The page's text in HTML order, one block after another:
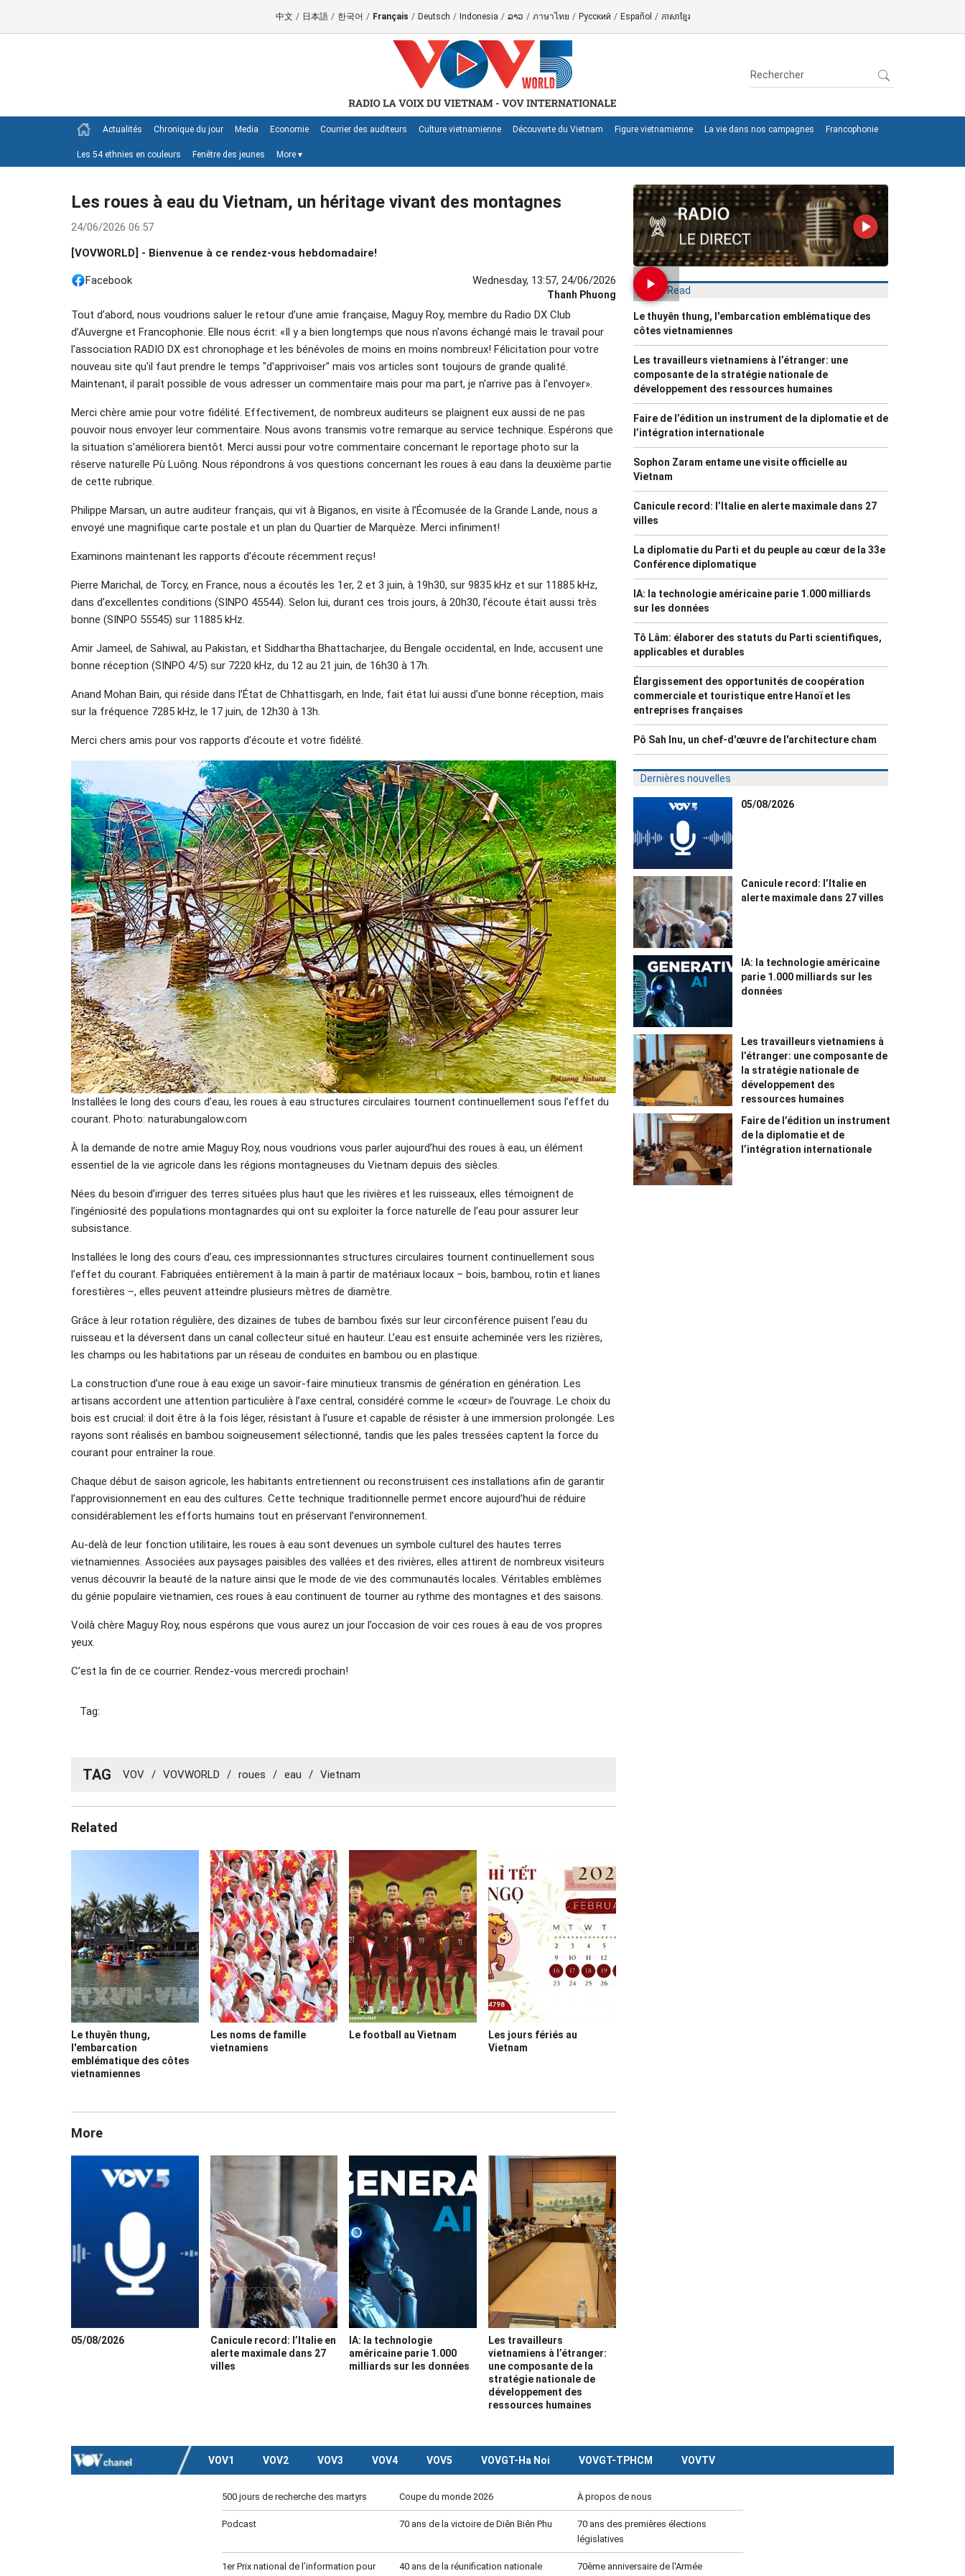
中文 / 日本語 / 한국어 / Français / Deutsch / Indonesia / ລາວ / ภาษาไทย / Русский / Español / ភាសាខ្មែរ
Actualités Chronique du jour Media Economie Courrier des auditeurs Culture vietnamienne Découverte du Vietnam Figure vietnamienne La vie dans nos campagnes Francophonie
Les 54 ethnies en couleurs Fenêtre des jeunes More ▾
Les roues à eau du Vietnam, un héritage vivant des montagnes
24/06/2026 06:57
[VOVWORLD] - Bienvenue à ce rendez-vous hebdomadaire!
Facebook Wednesday, 13:57, 24/06/2026
Thanh Phuong
Tout d’abord, nous voudrions saluer le retour d’une amie française, Maguy Roy, membre du Radio DX Club
d’Auvergne et Francophonie. Elle nous écrit: «Il y a bien longtemps que nous n'avons échangé mais le travail pour
l'association RADIO DX est chronophage et les bénévoles de moins en moins nombreux! Félicitation pour votre
nouveau site qu'il faut prendre le temps "d'apprivoiser" mais vos articles sont toujours de grande qualité.
Maintenant, il paraît possible de vous adresser un commentaire mais pour ma part, je n'arrive pas à l'envoyer».
Merci chère amie pour votre fidélité. Effectivement, de nombreux auditeurs se plaignent eux aussi de ne pas
pouvoir nous envoyer leur commentaire. Nous avons transmis votre remarque au service technique. Espérons que
la situation s’améliorera bientôt. Merci aussi pour votre commentaire concernant le reportage photo sur la
réserve naturelle Pù Luông. Nous répondrons à vos questions concernant les roues à eau dans la deuxième partie
de cette rubrique.
Philippe Marsan, un autre auditeur français, qui vit à Biganos, en visite à l’Écomusée de la Grande Lande, nous a
envoyé une magnifique carte postale et un plan du Quartier de Marquèze. Merci infiniment!
Examinons maintenant les rapports d’écoute récemment reçus!
Pierre Marichal, de Torcy, en France, nous a écoutés les 1er, 2 et 3 juin, à 19h30, sur 9835 kHz et sur 11885 kHz,
dans d’excellentes conditions (SINPO 45544). Selon lui, durant ces trois jours, à 20h30, l’écoute était aussi très
bonne (SINPO 55545) sur 11885 kHz.
Amir Jameel, de Sahiwal, au Pakistan, et Siddhartha Bhattacharjee, du Bengale occidental, en Inde, accusent une
bonne réception (SINPO 4/5) sur 7220 kHz, du 12 au 21 juin, de 16h30 à 17h.
Anand Mohan Bain, qui réside dans l’État de Chhattisgarh, en Inde, fait état lui aussi d’une bonne réception, mais
sur la fréquence 7285 kHz, le 17 juin, de 12h30 à 13h.
Merci chers amis pour vos rapports d’écoute et votre fidélité.
Installées le long des cours d’eau, les roues à eau structures circulaires tournent continuellement sous l’effet du
courant. Photo: naturabungalow.com
À la demande de notre amie Maguy Roy, nous voudrions vous parler aujourd’hui des roues à eau, un élément
essentiel de la vie agricole dans les régions montagneuses du Vietnam depuis des siècles.
Nées du besoin d’irriguer des terres situées plus haut que les rivières et les ruisseaux, elles témoignent de
l’ingéniosité des populations montagnardes qui ont su exploiter la force naturelle de l’eau pour assurer leur
subsistance.
Installées le long des cours d’eau, ces impressionnantes structures circulaires tournent continuellement sous
l’effet du courant. Fabriquées entièrement à la main à partir de matériaux locaux – bois, bambou, rotin et lianes
forestières –, elles peuvent atteindre plusieurs mètres de diamètre.
Grâce à leur rotation régulière, des dizaines de tubes de bambou fixés sur leur circonférence puisent l’eau du
ruisseau et la déversent dans un canal collecteur situé en hauteur. L’eau est ensuite acheminée vers les rizières,
les champs ou les habitations par un réseau de conduites en bambou ou en plastique.
La construction d’une roue à eau exige un savoir-faire minutieux transmis de génération en génération. Les
artisans accordent une attention particulière à l’axe central, considéré comme le «cœur» de l’ouvrage. Le choix du
bois est crucial: il doit être à la fois léger, résistant à l’usure et capable de résister à une immersion prolongée. Les
rayons sont réalisés en bambou soigneusement sélectionné, tandis que les pales tressées captent la force du
courant pour entraîner la roue.
Chaque début de saison agricole, les habitants entretiennent ou reconstruisent ces installations afin de garantir
l’approvisionnement en eau des cultures. Cette technique traditionnelle permet encore aujourd’hui de réduire
considérablement les efforts humains tout en préservant l’environnement.
Au-delà de leur fonction utilitaire, les roues à eau sont devenues un symbole culturel des hautes terres
vietnamiennes. Associées aux paysages paisibles des vallées et des rivières, elles attirent de nombreux visiteurs
venus découvrir la beauté de la nature ainsi que le mode de vie des communautés locales. Véritables emblèmes
du génie populaire vietnamien, ces roues à eau continuent de tourner au rythme des montagnes et des saisons.
Voilà chère Maguy Roy, nous espérons que vous aurez un jour l’occasion de voir ces roues à eau de vos propres
yeux.
C’est la fin de ce courrier. Rendez-vous mercredi prochain!
Tag:
TAG VOV / VOVWORLD / roues / eau / Vietnam
Related
Le thuyên thung,
l'embarcation
emblématique des côtes
vietnamiennes
Les noms de famille
vietnamiens
Le football au Vietnam
Les jours fériés au
Vietnam
More
05/08/2026
Canicule record: l’Italie en
alerte maximale dans 27
villes
IA: la technologie
américaine parie 1.000
milliards sur les données
Les travailleurs
vietnamiens à l’étranger:
une composante de la
stratégie nationale de
développement des
ressources humaines
Most Read
Le thuyên thung, l'embarcation emblématique des
côtes vietnamiennes
Les travailleurs vietnamiens à l’étranger: une
composante de la stratégie nationale de
développement des ressources humaines
Faire de l’édition un instrument de la diplomatie et de
l’intégration internationale
Sophon Zaram entame une visite officielle au
Vietnam
Canicule record: l’Italie en alerte maximale dans 27
villes
La diplomatie du Parti et du peuple au cœur de la 33e
Conférence diplomatique
IA: la technologie américaine parie 1.000 milliards
sur les données
Tô Lâm: élaborer des statuts du Parti scientifiques,
applicables et durables
Élargissement des opportunités de coopération
commerciale et touristique entre Hanoï et les
entreprises françaises
Pô Sah Inu, un chef-d'œuvre de l'architecture cham
Dernières nouvelles
05/08/2026
Canicule record: l’Italie en
alerte maximale dans 27 villes
IA: la technologie américaine
parie 1.000 milliards sur les
données
Les travailleurs vietnamiens à
l’étranger: une composante de
la stratégie nationale de
développement des
ressources humaines
Faire de l’édition un instrument
de la diplomatie et de
l’intégration internationale
VOV1 VOV2 VOV3 VOV4 VOV5 VOVGT-Ha Noi VOVGT-TPHCM VOVTV
500 jours de recherche des martyrs Coupe du monde 2026 À propos de nous
Podcast 70 ans de la victoire de Diên Biên Phu
70 ans des premières élections
législatives
1er Prix national de l’information pour 40 ans de la réunification nationale 70ème anniversaire de l'Armée